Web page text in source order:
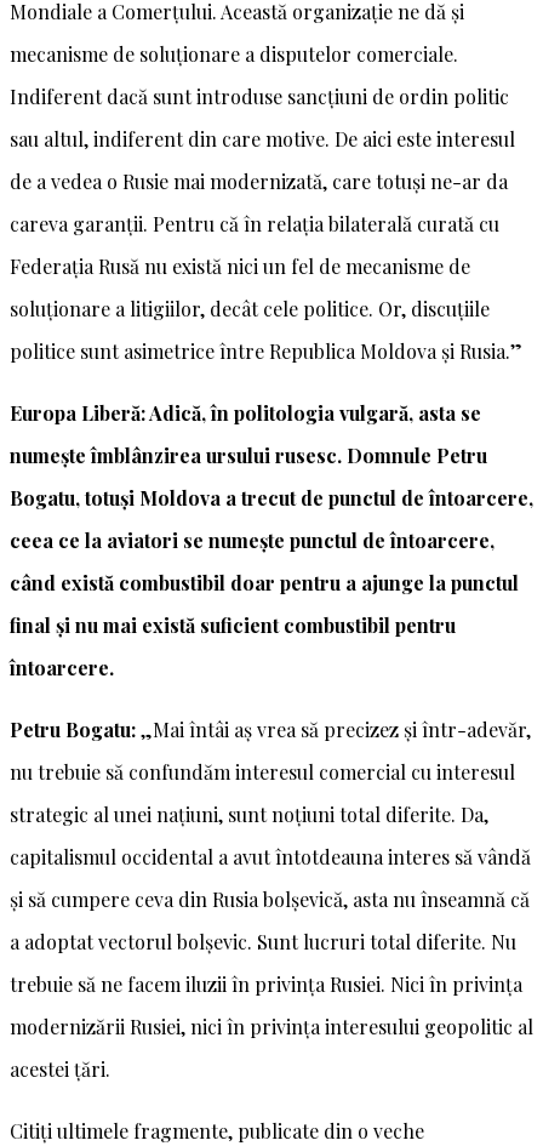
Mondiale a Comerțului. Această organizație ne dă și
mecanisme de soluționare a disputelor comerciale.
Indiferent dacă sunt introduse sancțiuni de ordin politic
sau altul, indiferent din care motive. De aici este interesul
de a vedea o Rusie mai modernizată, care totuși ne-ar da
careva garanții. Pentru că în relația bilaterală curată cu
Federația Rusă nu există nici un fel de mecanisme de
soluționare a litigiilor, decât cele politice. Or, discuțiile
politice sunt asimetrice între Republica Moldova și Rusia.”
Europa Liberă: Adică, în politologia vulgară, asta se
numește îmblânzirea ursului rusesc. Domnule Petru
Bogatu, totuși Moldova a trecut de punctul de întoarcere,
ceea ce la aviatori se numește punctul de întoarcere,
când există combustibil doar pentru a ajunge la punctul
final și nu mai există suficient combustibil pentru
întoarcere.
Petru Bogatu:„Mai întâi aș vrea să precizez și într-adevăr,
nu trebuie să confundăm interesul comercial cu interesul
strategic al unei națiuni, sunt noțiuni total diferite. Da,
capitalismul occidental a avut întotdeauna interes să vândă
și să cumpere ceva din Rusia bolșevică, asta nu înseamnă că
a adoptat vectorul bolșevic. Sunt lucruri total diferite. Nu
trebuie să ne facem iluzii în privința Rusiei. Nici în privința
modernizării Rusiei, nici în privința interesului geopolitic al
acestei țări.
Citiți ultimele fragmente, publicate din o veche